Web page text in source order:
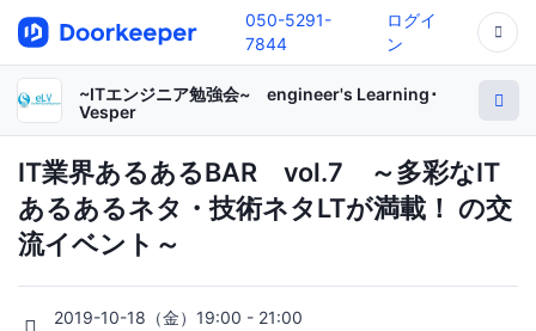
050-5291-
7844
ログイ
ン
~ITエンジニア勉強会~ engineer's Learning･
Vesper
IT業界あるあるBAR vol.7 ～多彩なIT
あるあるネタ・技術ネタLTが満載！ の交
流イベント～
2019-10-18（金）19:00 - 21:00